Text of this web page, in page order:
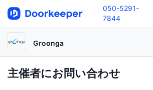
050-5291-
7844
Groonga
主催者にお問い合わせ